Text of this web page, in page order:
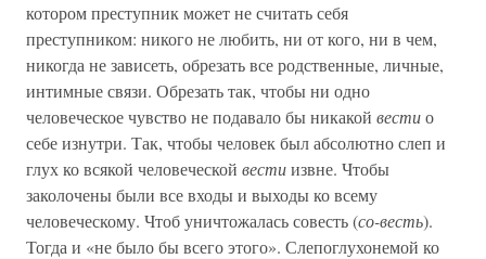
котором преступник может не считать себя
преступником: никого не любить, ни от кого, ни в чем,
никогда не зависеть, обрезать все родственные, личные,
интимные связи. Обрезать так, чтобы ни одно
человеческое чувство не подавало бы никакой вестио
себе изнутри. Так, чтобы человек был абсолютно слеп и
глух ко всякой человеческой вестиизвне. Чтобы
заколочены были все входы и выходы ко всему
человеческому. Чтоб уничтожалась совесть (со-весть).
Тогда и «не было бы всего этого». Слепоглухонемой ко